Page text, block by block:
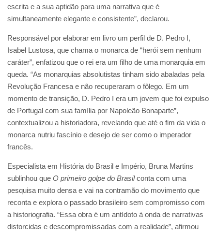
escrita e a sua aptidão para uma narrativa que é
simultaneamente elegante e consistente”, declarou.
Responsável por elaborar em livro um perfil de D. Pedro I,
Isabel Lustosa, que chama o monarca de “herói sem nenhum
caráter”, enfatizou que o rei era um filho de uma monarquia em
queda. “As monarquias absolutistas tinham sido abaladas pela
Revolução Francesa e não recuperaram o fôlego. Em um
momento de transição, D. Pedro I era um jovem que foi expulso
de Portugal com sua família por Napoleão Bonaparte”,
contextualizou a historiadora, revelando que até o fim da vida o
monarca nutriu fascínio e desejo de ser como o imperador
francês.
Especialista em História do Brasil e Império, Bruna Martins
sublinhou que O primeiro golpe do Brasilconta com uma
pesquisa muito densa e vai na contramão do movimento que
reconta e explora o passado brasileiro sem compromisso com
a historiografia. “Essa obra é um antídoto à onda de narrativas
distorcidas e descompromissadas com a realidade”, afirmou